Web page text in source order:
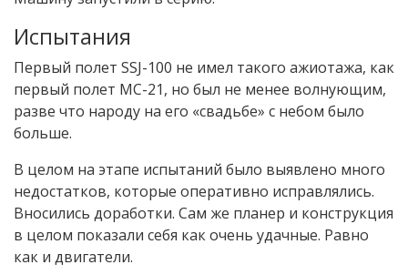
Испытания
Первый полет SSJ-100 не имел такого ажиотажа, как
первый полет МС-21, но был не менее волнующим,
разве что народу на его «свадьбе» с небом было
больше.
В целом на этапе испытаний было выявлено много
недостатков, которые оперативно исправлялись.
Вносились доработки. Сам же планер и конструкция
в целом показали себя как очень удачные. Равно
как и двигатели.